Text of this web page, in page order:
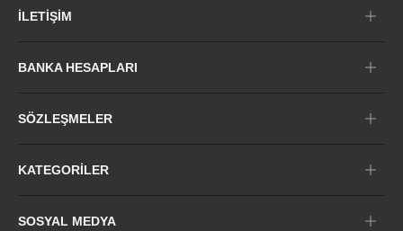
İLETIŞIM
SÖZLEŞMELER
KATEGORILER
SOSYAL MEDYA
BANKA HESAPLARI